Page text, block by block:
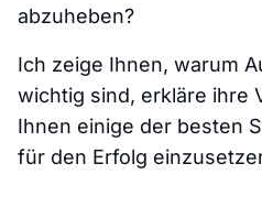
abzuheben?
Ich zeige Ihnen, warum
wichtig sind, erkläre ihre
Ihnen einige der besten
für den Erfolg